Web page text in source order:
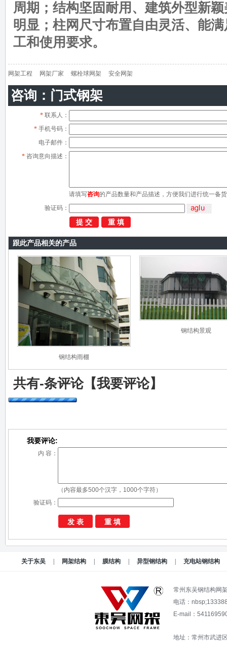
周期；结构坚固耐用、建筑外型新
明显；柱网尺寸布置自由灵活、能
工和使用要求。
网架工程 网架厂家 螺栓球网架 安全网架
咨询：门式钢架
* 联系人：
* 手机号码：
电子邮件：
* 咨询意向描述：
请填写咨询的产品数量和产品描述，方便我们进行统一备
验证码：
跟此产品相关的产品
钢结构雨棚
钢结构景观
共有-条评论【我要评论】
我要评论:
内 容：
（内容最多500个汉字，1000个字符）
验证码：
关于东吴 网架结构 膜结构 异型钢结构 充电站钢结构
常州东吴钢结构
电话：
E-mail：
地址：常州市武